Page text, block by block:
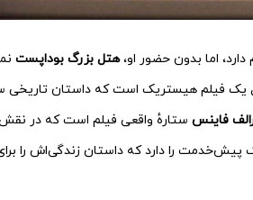
اما بدون حضور او،هتل بزرگ بوداپست
یک فیلم هیستریک است که داستان تاریخی
فاینس ستارهٔ واقعی فیلم است که در
پیش‌خدمت را دارد که داستان زندگی‌اش را